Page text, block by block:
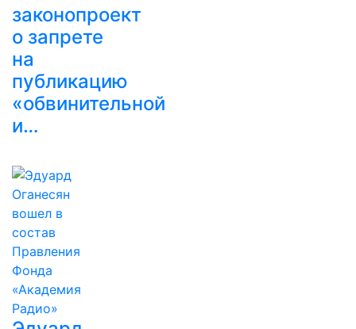
законопроект
о запрете
на
публикацию
«обвинительной
и…